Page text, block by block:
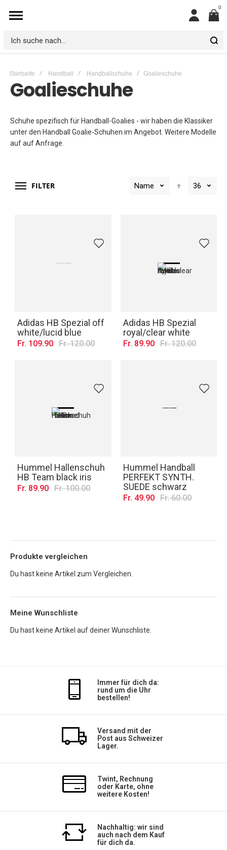
Mein
0
Ich
nach...
Startseite Handball Handballschuhe Goalieschuhe
Goalieschuhe
Schuhe spezifisch für Handball-Goalies - wir haben die Klassiker
unter den Handball Goalie-Schuhen im Angebot. Weitere Modelle
auf auf Anfrage.
FILTER Name 36
Adidas HB Spezial off
white/lucid blue
Fr. 109.90 Fr. 120.00
Adidas HB Spezial
royal/clear white
Fr. 89.90 Fr. 120.00
Hummel Hallenschuh
HB Team black iris
Fr. 89.90 Fr. 100.00
Hummel Handball
PERFEKT SYNTH.
SUEDE schwarz
Fr. 49.90 Fr. 60.00
Produkte vergleichen
Du hast keine Artikel zum Vergleichen.
Meine Wunschliste
Du hast keine Artikel auf deiner Wunschliste.
Immer für dich da:
rund um die Uhr
bestellen!
Versand mit der
Post aus Schweizer
Lager.
Twint, Rechnung
oder Karte, ohne
weitere Kosten!
Nachhaltig: wir sind
auch nach dem Kauf
für dich da.